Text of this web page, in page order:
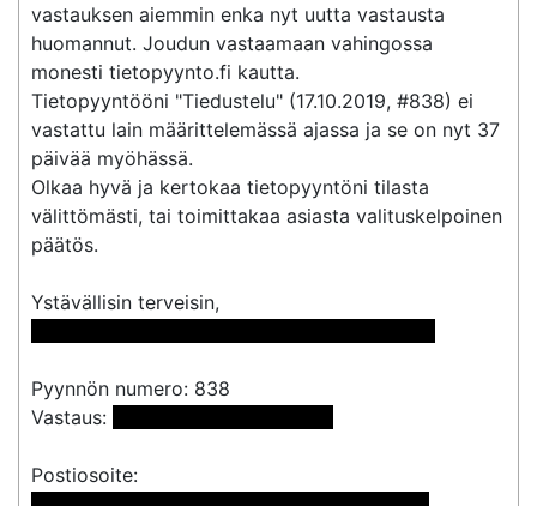
vastauksen aiemmin enka nyt uutta vastausta
huomannut. Joudun vastaamaan vahingossa
monesti tietopyynto.fi kautta.
Tietopyyntööni "Tiedustelu" (17.10.2019, #838) ei
vastattu lain määrittelemässä ajassa ja se on nyt 37
päivää myöhässä.
Olkaa hyvä ja kertokaa tietopyyntöni tilasta
välittömästi, tai toimittakaa asiasta valituskelpoinen
päätös.
Pyynnön numero: 838
Vastaus: